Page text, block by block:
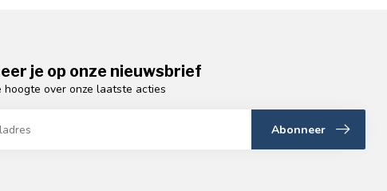
je op onze nieuwsbrief
hoogte over onze laatste acties
Abonneer